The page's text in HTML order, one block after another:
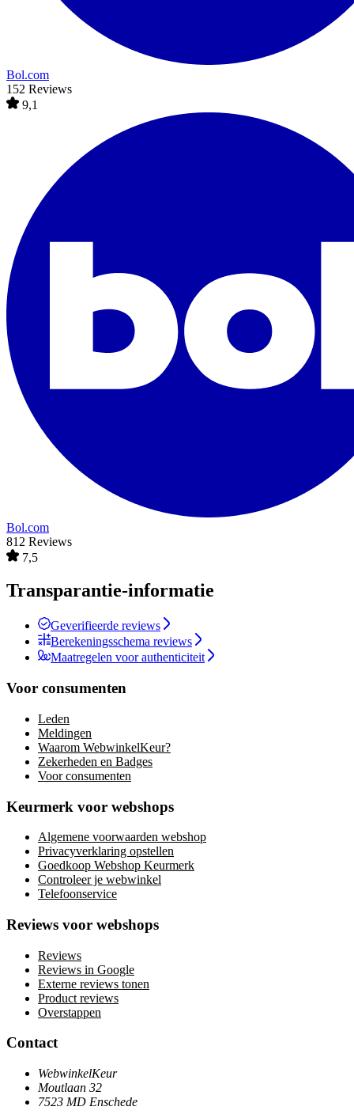
Bol.com
152 Reviews
9,1
Bol.com
812 Reviews
7,5
Transparantie-informatie
Geverifieerde reviews
Berekeningsschema reviews
Maatregelen voor authenticiteit
Voor consumenten
Leden
Meldingen
Waarom WebwinkelKeur?
Zekerheden en Badges
Voor consumenten
Keurmerk voor webshops
Algemene voorwaarden webshop
Privacyverklaring opstellen
Goedkoop Webshop Keurmerk
Controleer je webwinkel
Telefoonservice
Reviews voor webshops
Reviews
Reviews in Google
Externe reviews tonen
Product reviews
Overstappen
Contact
WebwinkelKeur
Moutlaan 32
7523 MD Enschede